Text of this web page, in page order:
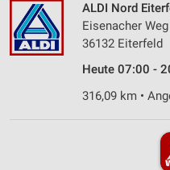
ALDI Nord
Eisenacher
36132 Eiterfeld
Heute 07:00 -
316,09 km •